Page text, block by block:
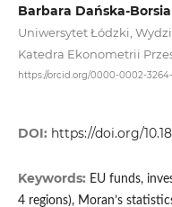
Barbara Dańska-
Uniwersytet Łódzki,
Katedra Ekonometrii
https://orcid.org/0000-0002-
DOI: https://doi.org/
Keywords: EU funds,
4 regions), Moran’s